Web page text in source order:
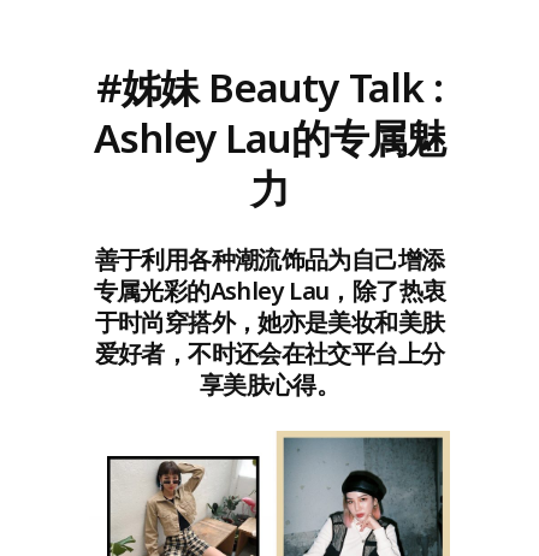
#姊妹 Beauty Talk :
Ashley Lau的专属魅
力
善于利用各种潮流饰品为自己增添
专属光彩的Ashley Lau，除了热衷
于时尚穿搭外，她亦是美妆和美肤
爱好者，不时还会在社交平台上分
享美肤心得。